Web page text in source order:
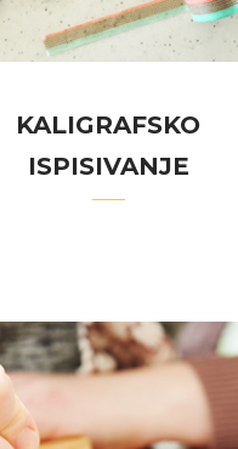
KALIGRAFSKO
ISPISIVANJE